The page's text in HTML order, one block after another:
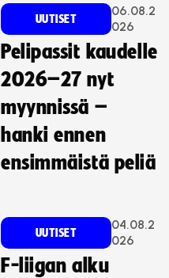
UUTISET
06.08.2
026
Pelipassit kaudelle
2026–27 nyt
myynnissä –
hanki ennen
ensimmäistä peliä
UUTISET
04.08.2
026
F-liigan alku